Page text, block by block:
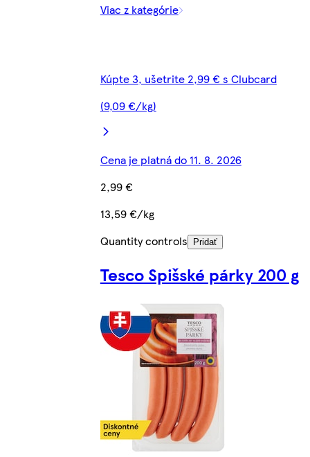
Viac z kategórie
Kúpte 3, ušetrite 2,99 € s Clubcard
(9,09 €/kg)
Cena je platná do 11. 8. 2026
2,99 €
13,59 €/kg
Quantity controls
Pridať
Tesco Spišské párky 200 g